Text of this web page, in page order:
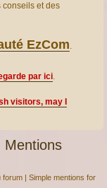
conseils et des
EzCom.
par ici.
visitors, may I
Mentions
| Simple mentions for